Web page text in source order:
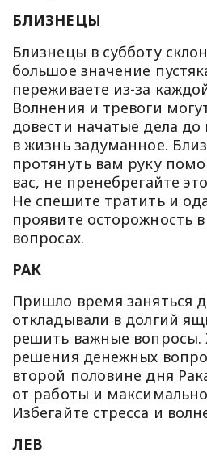
БЛИЗНЕЦЫ
Близнецы в субботу
большое значение
переживаете из-за
Волнения и тревоги
довести начатые дела
в жизнь задуманное.
протянуть вам руку
вас, не пренебрегайте
Не спешите тратить и
проявите осторожность
вопросах.
РАК
Пришло время заняться
откладывали в долгий
решить важные
решения денежных
второй половине дня
от работы и
Избегайте стресса и
ЛЕВ